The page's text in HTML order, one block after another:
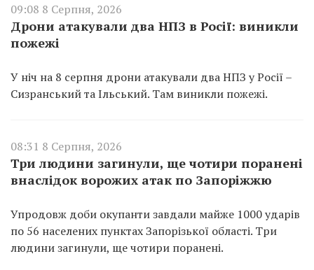
09:08 8 Серпня, 2026
Дрони атакували два НПЗ в Росії: виникли
пожежі
У ніч на 8 серпня дрони атакували два НПЗ у Росії –
Сизранський та Ільський. Там виникли пожежі.
08:31 8 Серпня, 2026
Три людини загинули, ще чотири поранені
внаслідок ворожих атак по Запоріжжю
Упродовж доби окупанти завдали майже 1000 ударів
по 56 населених пунктах Запорізької області. Три
людини загинули, ще чотири поранені.